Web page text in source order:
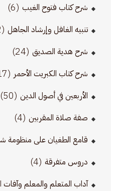
شرح كتاب فتوح الغيب (6)
تنبيه الغافل وإرشاد الجاهل (22)
شرح هدية الصديق (24)
شرح كتاب الكبريت الأحمر (17)
الأربعين في أصول الدين (50)
صفة صلاة المقربين (4)
قامع الطغيان على منظومة
دروس متفرقة (4)
آداب المتعلم والمعلم وآفات